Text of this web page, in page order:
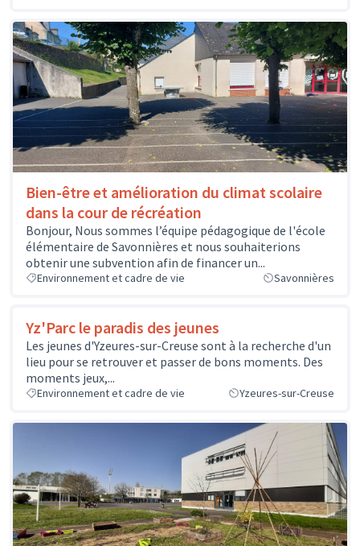
Bien-être et amélioration du climat scolaire
dans la cour de récréation
Bonjour, Nous sommes l’équipe pédagogique de l'école
élémentaire de Savonnières et nous souhaiterions
obtenir une subvention afin de financer un...
Environnement et cadre de vie Savonnières
Yz'Parc le paradis des jeunes
Les jeunes d'Yzeures-sur-Creuse sont à la recherche d'un
lieu pour se retrouver et passer de bons moments. Des
moments jeux,...
Environnement et cadre de vie Yzeures-sur-Creuse